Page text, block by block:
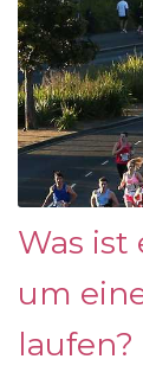
Was
um
laufen?